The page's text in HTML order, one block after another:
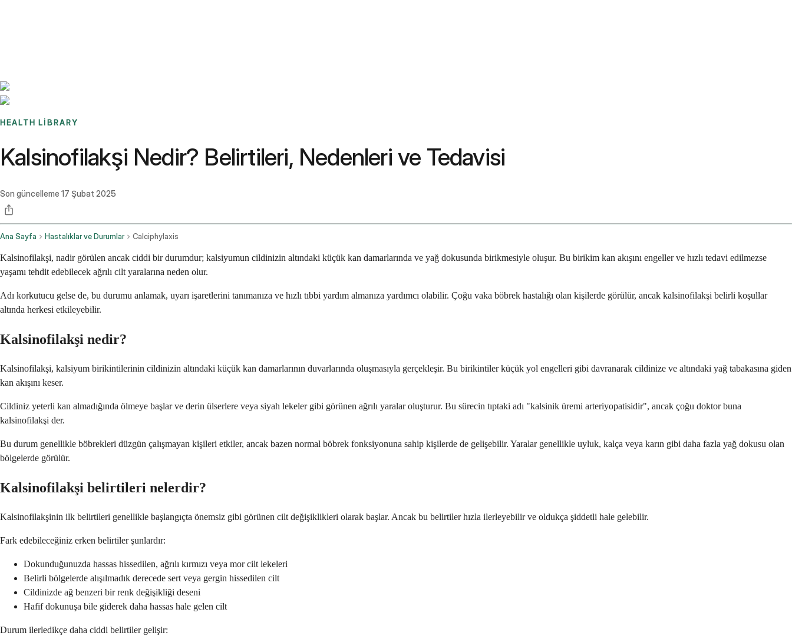
HEALTH LIBRARY
Kalsinofilakşi Nedir? Belirtileri, Nedenleri ve Tedavisi
Son güncelleme 17 Şubat 2025
Ana Sayfa Hastalıklar ve Durumlar Calciphylaxis
Kalsinofilakşi, nadir görülen ancak ciddi bir durumdur; kalsiyumun cildinizin altındaki küçük kan damarlarında ve yağ dokusunda birikmesiyle oluşur. Bu birikim kan akışını engeller ve hızlı tedavi edilmezse
yaşamı tehdit edebilecek ağrılı cilt yaralarına neden olur.
Adı korkutucu gelse de, bu durumu anlamak, uyarı işaretlerini tanımanıza ve hızlı tıbbi yardım almanıza yardımcı olabilir. Çoğu vaka böbrek hastalığı olan kişilerde görülür, ancak kalsinofilakşi belirli koşullar
altında herkesi etkileyebilir.
Kalsinofilakşi nedir?
Kalsinofilakşi, kalsiyum birikintilerinin cildinizin altındaki küçük kan damarlarının duvarlarında oluşmasıyla gerçekleşir. Bu birikintiler küçük yol engelleri gibi davranarak cildinize ve altındaki yağ tabakasına giden
kan akışını keser.
Cildiniz yeterli kan almadığında ölmeye başlar ve derin ülserlere veya siyah lekeler gibi görünen ağrılı yaralar oluşturur. Bu sürecin tıptaki adı "kalsinik üremi arteriyopatisidir", ancak çoğu doktor buna
kalsinofilakşi der.
Bu durum genellikle böbrekleri düzgün çalışmayan kişileri etkiler, ancak bazen normal böbrek fonksiyonuna sahip kişilerde de gelişebilir. Yaralar genellikle uyluk, kalça veya karın gibi daha fazla yağ dokusu olan
bölgelerde görülür.
Kalsinofilakşi belirtileri nelerdir?
Kalsinofilakşinin ilk belirtileri genellikle başlangıçta önemsiz gibi görünen cilt değişiklikleri olarak başlar. Ancak bu belirtiler hızla ilerleyebilir ve oldukça şiddetli hale gelebilir.
Fark edebileceğiniz erken belirtiler şunlardır:
Dokunduğunuzda hassas hissedilen, ağrılı kırmızı veya mor cilt lekeleri
Belirli bölgelerde alışılmadık derecede sert veya gergin hissedilen cilt
Cildinizde ağ benzeri bir renk değişikliği deseni
Hafif dokunuşa bile giderek daha hassas hale gelen cilt
Durum ilerledikçe daha ciddi belirtiler gelişir: